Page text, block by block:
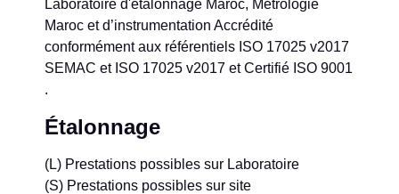
Laboratoire d'étalonnage Maroc, Métrologie
Maroc et d’instrumentation Accrédité
conformément aux référentiels ISO 17025 v2017
SEMAC et ISO 17025 v2017 et Certifié ISO 9001
.
Étalonnage
(L) Prestations possibles sur Laboratoire
(S) Prestations possibles sur site